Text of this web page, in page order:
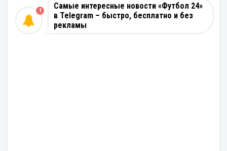
Самые интересные новости «Футбол 24»
в Telegram – быстро, бесплатно и без
рекламы
1